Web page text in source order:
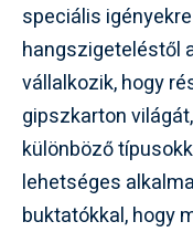
speciális
hangszigeteléstől
vállalkozik, hogy
gipszkarton
különböző
lehetséges
buktatókkal, hogy